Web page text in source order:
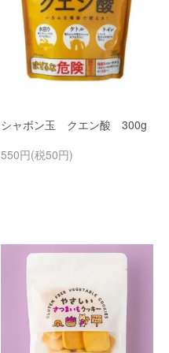
シャボン玉 クエン酸 300g
550円(税50円)